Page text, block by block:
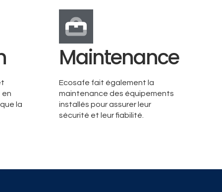
en
la
Maintenance
Ecosafe fait également la
maintenance des équipements
installés pour assurer leur
sécurité et leur fiabilité.